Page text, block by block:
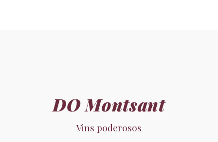
DO Montsant
Vins poderosos